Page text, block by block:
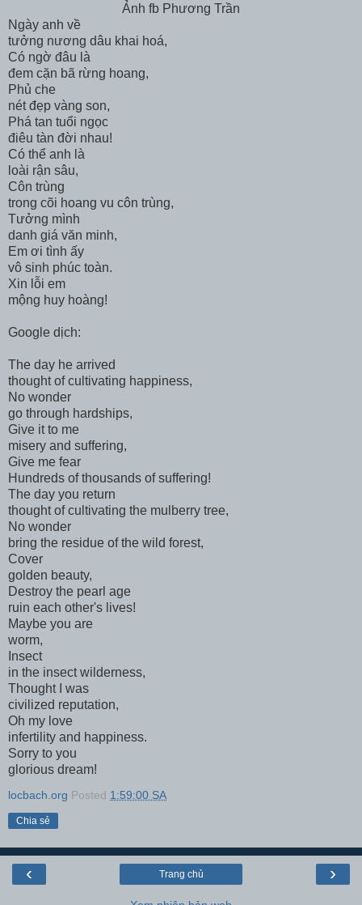
Ảnh fb Phương Trần
Ngày anh về
tưởng nương dâu khai hoá,
Có ngờ đâu là
đem cặn bã rừng hoang,
Phủ che
nét đẹp vàng son,
Phá tan tuổi ngọc
điêu tàn đời nhau!
Có thể anh là
loài rận sâu,
Côn trùng
trong cõi hoang vu côn trùng,
Tưởng mình
danh giá văn minh,
Em ơi tình ấy
vô sinh phúc toàn.
Xin lỗi em
mộng huy hoàng!
Google dịch:
The day he arrived
thought of cultivating happiness,
No wonder
go through hardships,
Give it to me
misery and suffering,
Give me fear
Hundreds of thousands of suffering!
The day you return
thought of cultivating the mulberry tree,
No wonder
bring the residue of the wild forest,
Cover
golden beauty,
Destroy the pearl age
ruin each other's lives!
Maybe you are
worm,
Insect
in the insect wilderness,
Thought I was
civilized reputation,
Oh my love
infertility and happiness.
Sorry to you
glorious dream!
locbach.org Posted 1:59:00 SA
Chia sẻ
‹ ›
Trang chủ